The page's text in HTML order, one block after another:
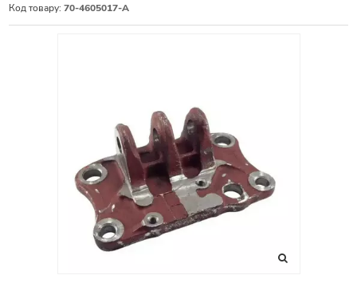
Код товару: 70-4605017-А